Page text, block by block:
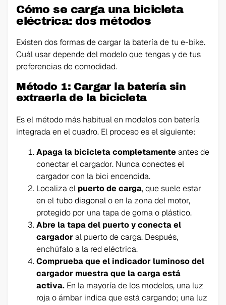
Cómo se carga una bicicleta
eléctrica: dos métodos
Existen dos formas de cargar la batería de tu e-bike.
Cuál usar depende del modelo que tengas y de tus
preferencias de comodidad.
Método 1: Cargar la batería sin
extraerla de la bicicleta
Es el método más habitual en modelos con batería
integrada en el cuadro. El proceso es el siguiente:
Apaga la bicicleta completamente antes de
conectar el cargador. Nunca conectes el
cargador con la bici encendida.
Localiza el puerto de carga, que suele estar
en el tubo diagonal o en la zona del motor,
protegido por una tapa de goma o plástico.
Abre la tapa del puerto y conecta el
cargadoral puerto de carga. Después,
enchúfalo a la red eléctrica.
Comprueba que el indicador luminoso del
cargador muestra que la carga está
activa. En la mayoría de los modelos, una luz
roja o ámbar indica que está cargando; una luz